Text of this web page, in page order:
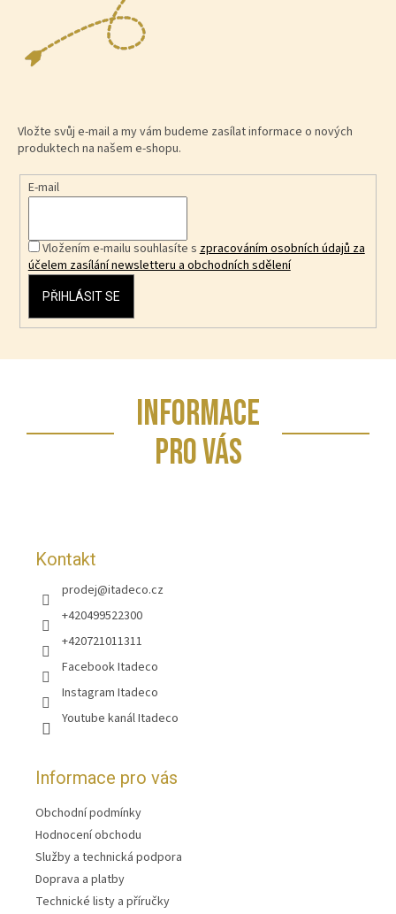
Vložte svůj e-mail a my vám budeme zasílat informace o nových
produktech na našem e-shopu.
E-mail
Vložením e-mailu souhlasíte s zpracováním osobních údajů za
účelem zasílání newsletteru a obchodních sdělení
PŘIHLÁSIT SE
INFORMACE
PRO VÁS
Kontakt
prodej@itadeco.cz
+420499522300
+420721011311
Facebook Itadeco
Instagram Itadeco
Youtube kanál Itadeco
Informace pro vás
Obchodní podmínky
Hodnocení obchodu
Služby a technická podpora
Doprava a platby
Technické listy a příručky